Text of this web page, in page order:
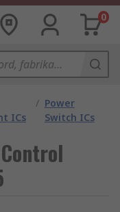
0
ICs
/ Power
Switch ICs